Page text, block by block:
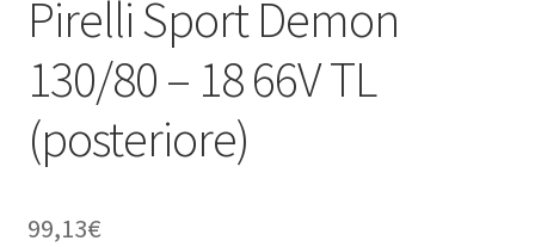
Pirelli Sport Demon
130/80 – 18 66V TL
(posteriore)
99,13€